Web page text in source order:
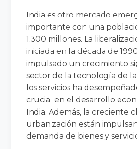
India es otro mercado
importante con una
1.300 millones. La
iniciada en la década de
impulsado un crecimiento
sector de la tecnología de
los servicios ha
crucial en el desarrollo
India. Además, la creciente
urbanización están
demanda de bienes y